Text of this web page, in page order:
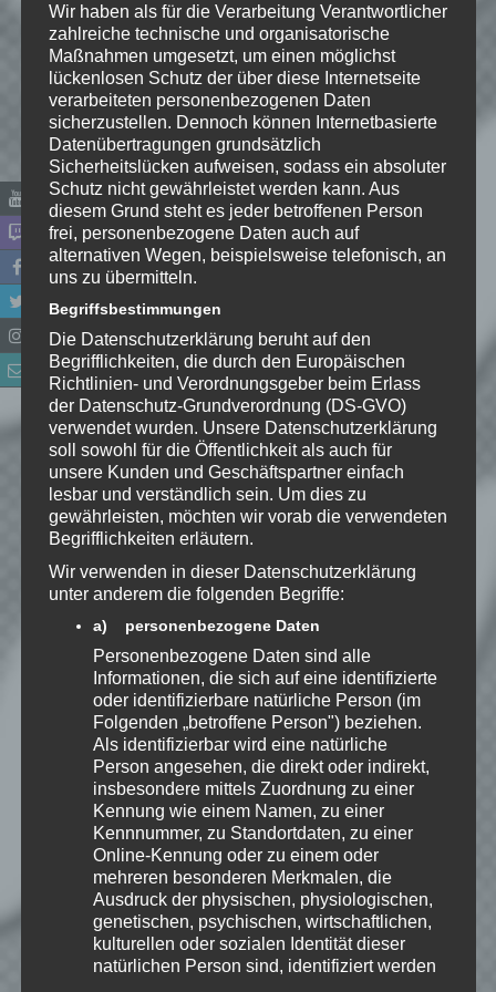
Name*
E-Mail-Adresse*
Website
*Ich habe die
Datenschutzerklärungzur
Kenntnis genommen. Ich stimme
zu, dass meine Angaben dauerhaft
Benachrichtige mich über
nachfolgende Kommentare via E-
Mail.
Benachrichtige mich über neue
Beiträge via E-Mail.
EmKa
Ich bin leidenschaftlicher
Gamer und schaue mir
eigentlich alles Neue an.
Jedes Spiel hat seine faire
Wir haben als für die Verarbeitung Verantwortlicher
zahlreiche technische und organisatorische
Maßnahmen umgesetzt, um einen möglichst
lückenlosen Schutz der über diese Internetseite
verarbeiteten personenbezogenen Daten
sicherzustellen. Dennoch können Internetbasierte
Datenübertragungen grundsätzlich
Sicherheitslücken aufweisen, sodass ein absoluter
Schutz nicht gewährleistet werden kann. Aus
diesem Grund steht es jeder betroffenen Person
frei, personenbezogene Daten auch auf
alternativen Wegen, beispielsweise telefonisch, an
uns zu übermitteln.
Begriffsbestimmungen
Die Datenschutzerklärung beruht auf den
Begrifflichkeiten, die durch den Europäischen
Richtlinien- und Verordnungsgeber beim Erlass
der Datenschutz-Grundverordnung (DS-GVO)
verwendet wurden. Unsere Datenschutzerklärung
soll sowohl für die Öffentlichkeit als auch für
unsere Kunden und Geschäftspartner einfach
lesbar und verständlich sein. Um dies zu
gewährleisten, möchten wir vorab die verwendeten
Begrifflichkeiten erläutern.
Wir verwenden in dieser Datenschutzerklärung
unter anderem die folgenden Begriffe:
a) personenbezogene Daten
Personenbezogene Daten sind alle
Informationen, die sich auf eine identifizierte
oder identifizierbare natürliche Person (im
Folgenden „betroffene Person") beziehen.
Als identifizierbar wird eine natürliche
Person angesehen, die direkt oder indirekt,
insbesondere mittels Zuordnung zu einer
Kennung wie einem Namen, zu einer
Kennnummer, zu Standortdaten, zu einer
Online-Kennung oder zu einem oder
mehreren besonderen Merkmalen, die
Ausdruck der physischen, physiologischen,
genetischen, psychischen, wirtschaftlichen,
kulturellen oder sozialen Identität dieser
natürlichen Person sind, identifiziert werden